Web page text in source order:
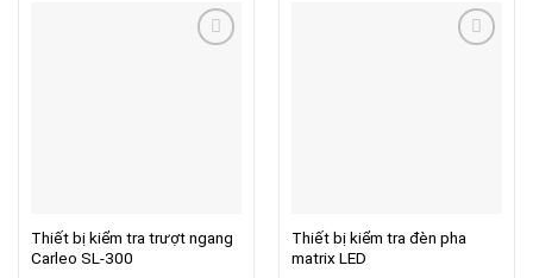
Thiết bị kiểm tra trượt ngang
Carleo SL-300
Thiết bị kiểm tra đèn pha
matrix LED